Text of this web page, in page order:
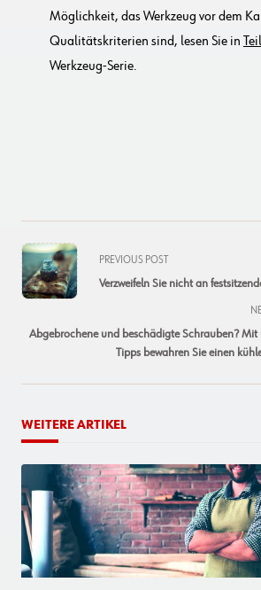
Möglichkeit, das Werkzeug vor dem
Qualitätskriterien sind, lesen Sie in
Werkzeug-Serie.
<span
class="nav-
subtitle
reader-
text">Page</span>
PREVIOUS POST
Verzweifeln Sie nicht an
Abgebrochene und beschädigte Schrauben? Mit
Tipps bewahren Sie einen
WEITERE ARTIKEL